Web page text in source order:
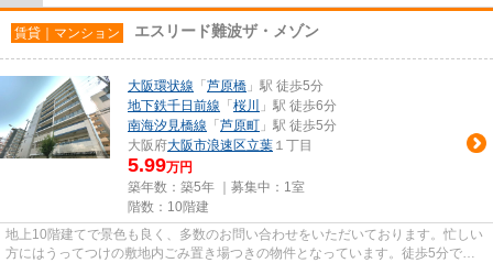
賃貸｜マンション エスリード難波ザ・メゾン
大阪環状線 「 芦原橋 」駅 徒歩5分
地下鉄千日前線 「 桜川
」駅 徒歩6分
南海汐見橋線 「 芦原町 」駅 徒歩5分
大阪府大阪市浪速区立葉 １丁目
5.99万円
築年数：築5年 ｜募集中： 1室
階数：10階建
地上10階建てで景色も良く、多数のお問い合わせをいただいております。忙しい
方にはうってつけの敷地内ごみ置き場つきの物件となっています。徒歩5分で駅